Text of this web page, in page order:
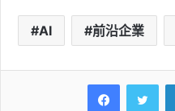
AI 前沿企業